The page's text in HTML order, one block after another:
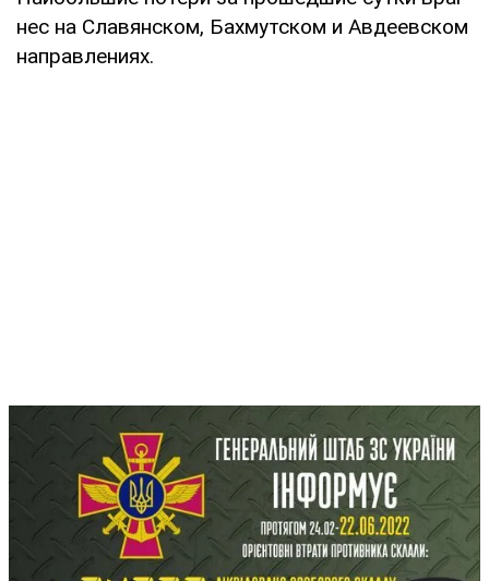
нес на Славянском, Бахмутском и Авдеевском
направлениях.